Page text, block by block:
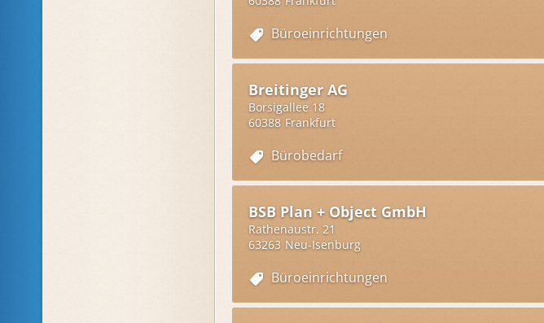
Büroeinrichtungen
Breitinger AG
Borsigallee 18
60388 Frankfurt
Bürobedarf
BSB Plan + Object GmbH
Rathenaustr. 21
63263 Neu-Isenburg
Büroeinrichtungen